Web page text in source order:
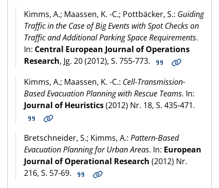
Kimms, A.; Maassen, K. -C.; Pottbäcker, S.: Guiding
Traffic in the Case of Big Events with Spot Checks on
Traffic and Additional Parking Space Requirements.
In: Central European Journal of Operations
Research, Jg. 20 (2012), S. 755-773.
Kimms, A.; Maassen, K. -C.: Cell-Transmission-
Based Evacuation Planning with Rescue Teams. In:
Journal of Heuristics(2012) Nr. 18, S. 435-471.
Bretschneider, S.; Kimms, A.: Pattern-Based
Evacuation Planning for Urban Areas. In: European
Journal of Operational Research (2012) Nr.
216, S. 57-69.